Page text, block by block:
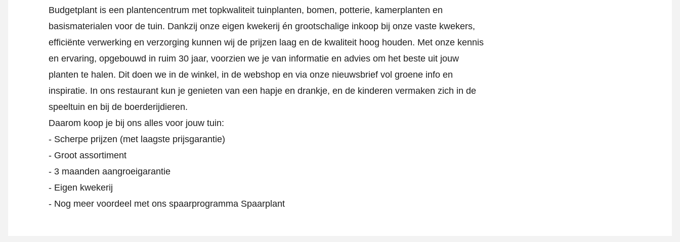
Budgetplant is een plantencentrum met topkwaliteit tuinplanten, bomen, potterie, kamerplanten en
basismaterialen voor de tuin. Dankzij onze eigen kwekerij én grootschalige inkoop bij onze vaste kwekers,
efficiënte verwerking en verzorging kunnen wij de prijzen laag en de kwaliteit hoog houden. Met onze kennis
en ervaring, opgebouwd in ruim 30 jaar, voorzien we je van informatie en advies om het beste uit jouw
planten te halen. Dit doen we in de winkel, in de webshop en via onze nieuwsbrief vol groene info en
inspiratie. In ons restaurant kun je genieten van een hapje en drankje, en de kinderen vermaken zich in de
speeltuin en bij de boerderijdieren.
Daarom koop je bij ons alles voor jouw tuin:
- Scherpe prijzen (met laagste prijsgarantie)
- Groot assortiment
- 3 maanden aangroeigarantie
- Eigen kwekerij
- Nog meer voordeel met ons spaarprogramma Spaarplant